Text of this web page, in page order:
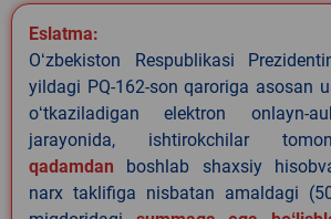
Eslatma:
Oʻzbekiston Respublikasi
yildagi PQ-162-son qaroriga asosan
oʻtkaziladigan elektron onlayn-
jarayonida, ishtirokchilar
qadamdan boshlab shaxsiy
narx taklifiga nisbatan amaldagi